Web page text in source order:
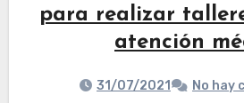
para realizar
atención
31/07/2021 No hay